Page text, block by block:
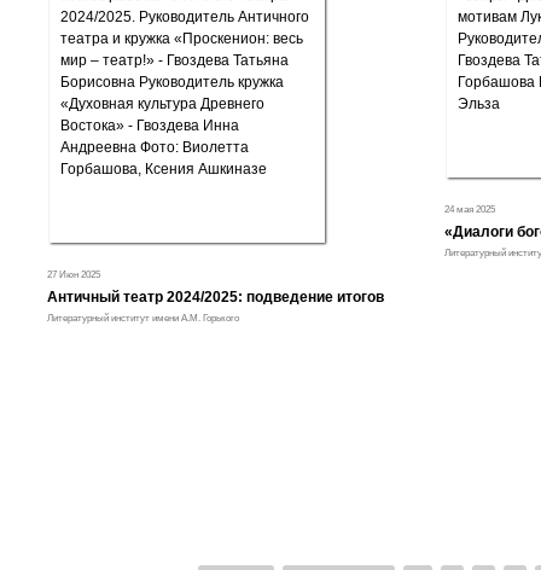
27 Июн 2025
Античный театр 2024/2025: подведение итогов
Литературный институт имени А.М. Горького
24 мая 2025
«Диалоги
Литературный